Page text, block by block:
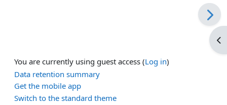
You are currently using guest access (Log in)
Data retention summary
Get the mobile app
Switch to the standard theme